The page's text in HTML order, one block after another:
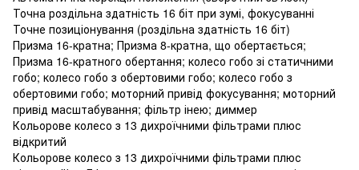
Точна роздільна здатність 16 біт при зумі, фокусуванні
Точне позиціонування (роздільна здатність 16 біт)
Призма 16-кратна; Призма 8-кратна, що обертається;
Призма 16-кратного обертання; колесо гобо зі статичними
гобо; колесо гобо з обертовими гобо; колесо гобо з
обертовими гобо; моторний привід фокусування; моторний
привід масштабування; фільтр інею; диммер
Кольорове колесо з 13 дихроїчними фільтрами плюс
відкритий
Кольорове колесо з 13 дихроїчними фільтрами плюс